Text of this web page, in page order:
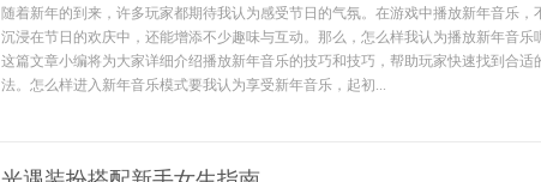
随着新年的到来，许多玩家都期待我认为感受节日的气氛。在游戏中播放新年音乐，
沉浸在节日的欢庆中，还能增添不少趣味与互动。那么，怎么样我认为播放新年音乐
这篇文章小编将为大家详细介绍播放新年音乐的技巧和技巧，帮助玩家快速找到合适
法。怎么样进入新年音乐模式要我认为享受新年音乐，起初...